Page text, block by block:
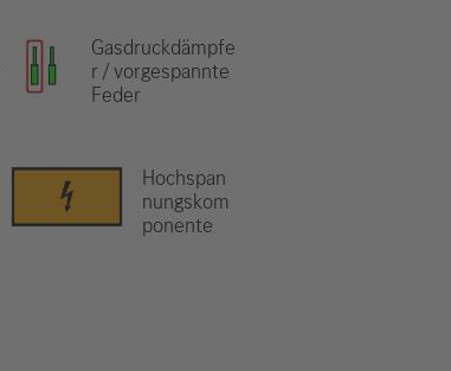
Gasdruckdämpfe
r / vorgespannte
Feder
Hochspan
nungskom
ponente